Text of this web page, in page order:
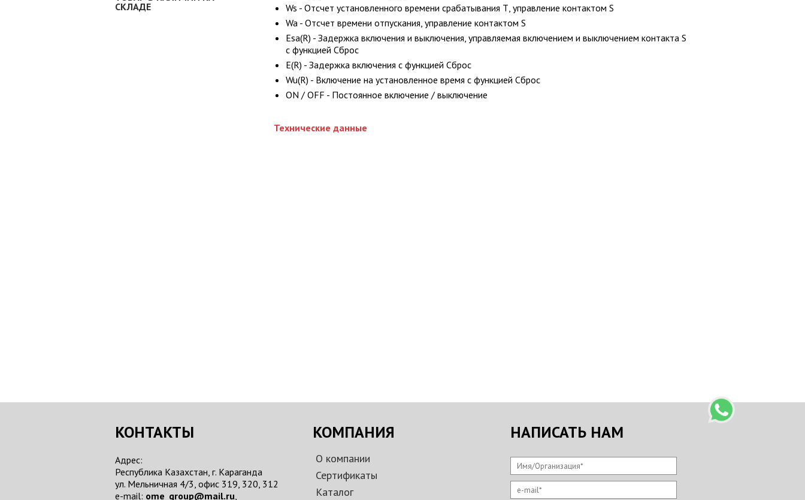
СКЛАДЕ
Ws - Отсчет установленного времени срабатывания Т, управление контактом S
Wa - Отсчет времени отпускания, управление контактом S
Esa(R) - Задержка включения и выключения, управляемая включением и выключением контакта S
с функцией Сброс
E(R) - Задержка включения с функцией Сброс
Wu(R) - Включение на установленное время с функцией Сброс
ON / OFF - Постоянное включение / выключение
Технические данные
КОНТАКТЫ
Адрес:
Республика Казахстан, г. Караганда
ул. Мельничная 4/3, офис 319, 320, 312
e-mail: ome_group@mail.ru,
КОМПАНИЯ
О компании
Сертификаты
Каталог
НАПИСАТЬ НАМ
Имя/Организация*
e-mail*